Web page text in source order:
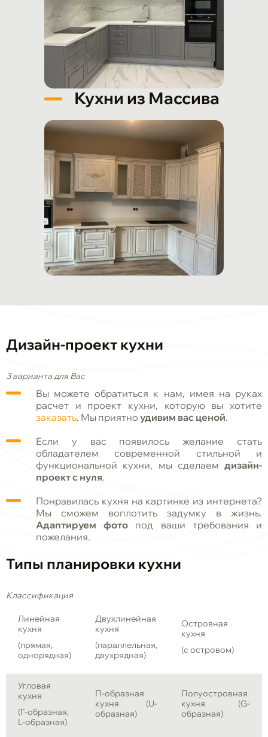
Кухни из Массива
Дизайн-проект кухни
3 варианта для Вас
Вы можете обратиться к нам, имея на руках
расчет и проект кухни, которую вы хотите
заказать. Мы приятно удивим вас ценой.
Если у вас появилось желание стать
обладателем современной стильной и
функциональной кухни, мы сделаем дизайн-
проект с нуля.
Понравилась кухня на картинке из интернета?
Мы сможем воплотить задумку в жизнь.
Адаптируем фото под ваши требования и
пожелания.
Типы планировки кухни
Классификация
Линейная
кухня
(прямая,
однорядная)
Двухлинейная
кухня
(параллельная,
двухрядная)
Островная
кухня
(с островом)
Угловая
кухня
(Г-образная,
L-образная)
П-образная
кухня (U-
образная)
Полуостровная
кухня (G-
образная)